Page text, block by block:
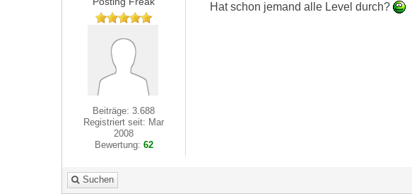
Beiträge: 3.688
Registriert seit: Mar
2008
Bewertung: 62
Hat schon jemand alle Level durch?
Suchen